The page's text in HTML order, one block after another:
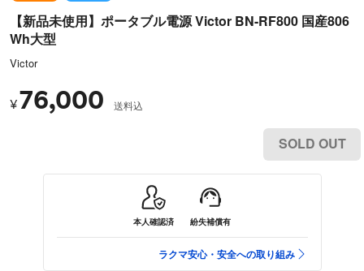
【新品未使用】ポータブル電源 Victor BN-RF800 国産806
Wh大型
Victor
¥76,000 送料込
SOLD OUT
本人確認済 紛失補償有
ラクマ安心・安全への取り組み